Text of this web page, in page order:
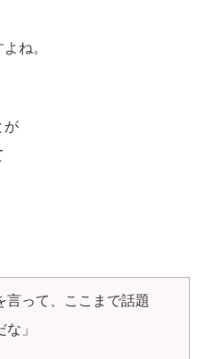
ね。
が
言って、ここまで話題
」